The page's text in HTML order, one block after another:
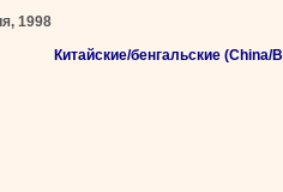
1998
Китайские/бенгальские (China/